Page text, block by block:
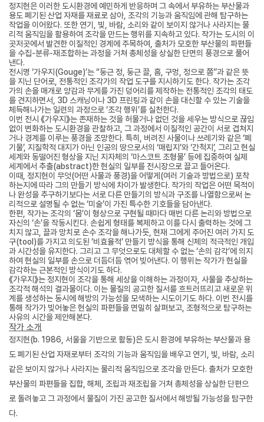
정지현은 이러한 도시환경에 예민하게 반응하며 그 속에서 부유하는 부산물과
용도 폐기된 산업 자재를 재료로 삼아 조각의 기능과 움직임에 관해 탐구하는
작업을 이어왔다. 또한 연기 빛 바람 소리와 같이 보이지 않거나 사라지는 물
리적 움직임을 활용하여 조각을 만드는 행위를 지속하고 있다. 작가는 도시의 이
곳저곳에서 발견한 이질적인 경계에 주목하여 출처가 모호한 부산물의 파편들
을 수집-분류-재조합하는 과정을 거쳐 총체성을 상실한 단면의 풍경으로 풀어
낸다.
전시명 ‘가우지(Gouge)’는“둥근 정 둥근 끌 홈 구멍 정으로 쫌”과 같은 뜻
을 지닌 단어로 전통적인 조각가의 작업 도구를 지시하기도 한다. 작가는 조각
가의 손을 매개로 양감과 무게를 가진 덩어리를 제작하는 전통적인 조각의 태도
를 견지하면서 , 3D 스캐닝이나 3D 프린팅과 같이 손을 대신할 수 있는 기술을
체득해나가는 일련의 과정으로 ‘조각 행위’를 실천한다.
이번 전시 《가우지》는 존재하는 것을 허물거나 없던 것을 세우는 방식으로 끊임
없이 변화하는 도시환경을 관찰하고 그 과정에서 이질적인 공간이 서로 겹쳐지
거나 경계를 이루는 풍경을 조망한다. 특히 버려진 사물이나 쓰레기와 같은‘폐
기물’, 지질학적 대지가 아닌 인공의 땅으로서의 ‘매립지’와‘간척지’, 그리고 현실
세계와 동떨어진 형상을 지닌 지자체의 ‘마스코트 조형물’등에 집중하여 실제
세계에서 추출(abstract)한 현실의 일부를 전시장으로 끌고 들어온다.
이때 정지현이 무엇(어떤 사물과 풍경)을 어떻게(여러 기술과 방법으로) 포착
하는지에 따라 그의 만들기 방식에 차이가 발생한다. 작가의 작업은 어떤 목적이
나 완성을 추구하기보다는 서로 다른 만들기의 방식과 구조를 나열함으로써 논
리적으로 설명될 수 없는‘미술’이 가진 특수한 기호들을 담아낸다.
한편 작가는 조각의 ‘몸’이 형상으로 구현될 때마다 매번 다른 논리와 방법으로
자신의 ‘손’을 작동시킨다. 손쉽게 형태를 복제하고 이를 다시 출력하는 것에 그
치지 않고 끌과 망치로 손수 조각을 해나가듯 현재 그에게 주어진 여러 가지 도
구(tool)를 가지고 의도된 ‘비효율적’ 만들기 방식을 통해 신체의 적극적인 개입
과 시간성을 유지한다. 그리고그 무엇으로도 대체할 수 없는‘손의 감각’에 의지
하여 현실의 일부를 손으로 더듬더듬 엮어 빚어낸다. 이 행위는 작가가 현실을
감각하는 근본적인 방식이기도 하다.
《가우지》는 정지현이 조각을 통해 세상을 이해하는 과정이자 사물을 추상하는
조각적 해석의 결과물이다. 이는 물질의 공고한 질서를 흐트러뜨리고 새로운 위
계를 생성하는 동시에 해방의 가능성을 모색하는 시도이기도 하다. 이번 전시를
통해 작가가 빚어놓은 현실의 파편들을 면밀히 살펴보고 조형적으로 탐구하는
사유의 시간을 제안해본다.
작가 소개
정지현(b. 1986, 서울을 기반으로 활동)은 도시 환경에 부유하는 부산물과 용
도 폐기된 산업 자재로부터 조각의 기능과 움직임을 배우고 연기 빛 바람 소리
같은 보이지 않거나 사라지는 물리적 움직임으로 조각을 만든다. 출처가 모호한
부산물의 파편들을 집합 해체 조립과 재조립을 거쳐 총체성을 상실한 단편으
로 돌려놓고 그 과정에서 물질이 가진 공고한 질서에서 해방될 가능성을 탐구한
다.